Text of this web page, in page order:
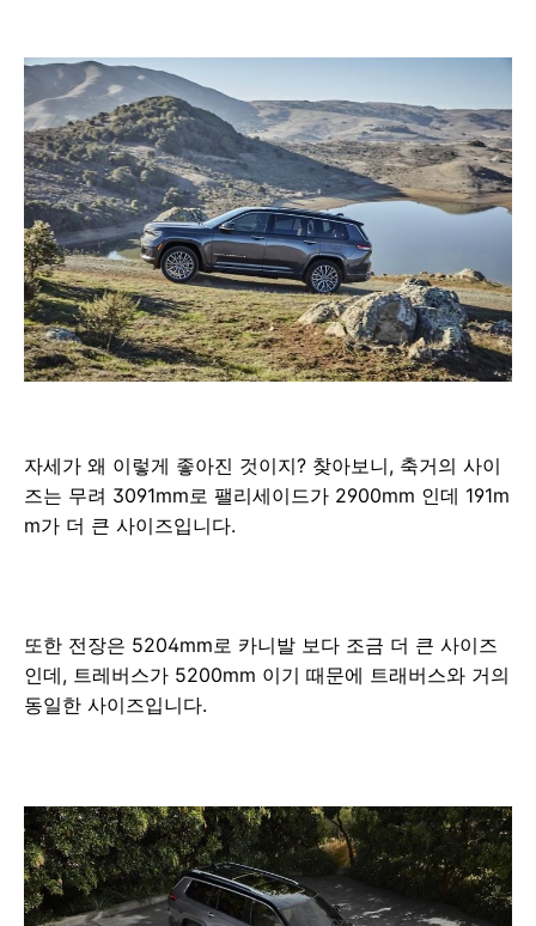
자세가 왜 이렇게 좋아진 것이지? 찾아보니, 축거의 사이
즈는 무려 3091mm로 팰리세이드가 2900mm 인데 191m
m가 더 큰 사이즈입니다.
또한 전장은 5204mm로 카니발 보다 조금 더 큰 사이즈
인데, 트레버스가 5200mm 이기 때문에 트래버스와 거의
동일한 사이즈입니다.